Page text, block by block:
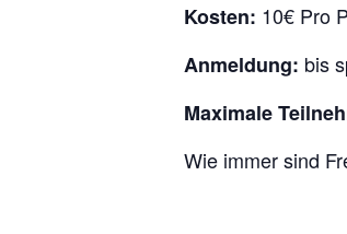
Kosten: 10€ Pro
Anmeldung: bis
Maximale
Wie immer sind